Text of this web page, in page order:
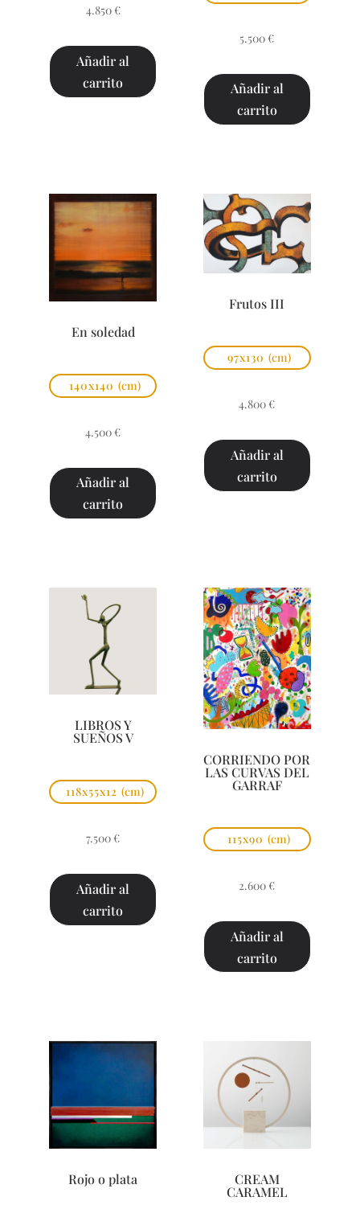
4.850 €
Añadir al
carrito
5.500 €
Añadir al
carrito
En soledad
140x140 (cm)
4.500 €
Añadir al
carrito
Frutos III
97x130 (cm)
4.800 €
Añadir al
carrito
LIBROS Y
SUEÑOS V
118x55x12 (cm)
7.500 €
Añadir al
carrito
CORRIENDO POR
LAS CURVAS DEL
GARRAF
115x90 (cm)
2.600 €
Añadir al
carrito
Rojo o plata CREAM
CARAMEL